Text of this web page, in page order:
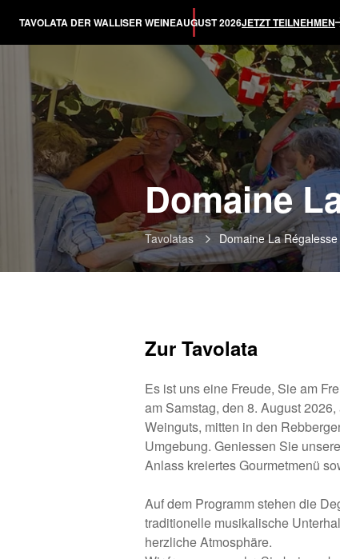
TAVOLATA DER WALLISER WEINEAUGUST 2026JETZT TEILNEHMEN
Domaine
Tavolatas Domaine La Régalesse
Zur Tavolata
Es ist uns eine Freude, Sie am
am Samstag, den 8. August
Weinguts, mitten in den
Umgebung. Geniessen Sie
Anlass kreiertes Gourmetmenü
Auf dem Programm stehen die
traditionelle musikalische
herzliche Atmosphäre.